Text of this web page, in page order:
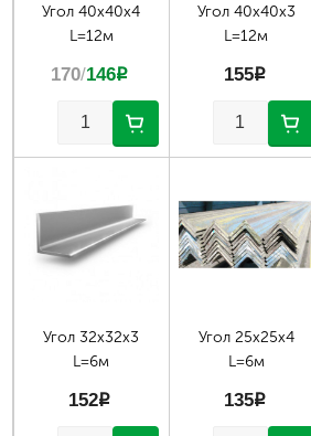
Угол 40х40х4
L=12м
170/146p
Угол 40х40х3
L=12м
155p
Угол 32х32х3
L=6м
152p
Угол 25х25х4
L=6м
135p